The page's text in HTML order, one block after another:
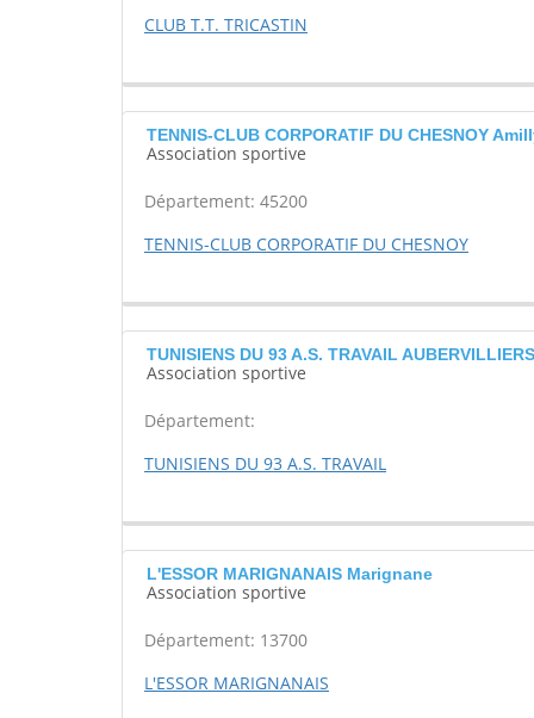
CLUB T.T. TRICASTIN
TENNIS-CLUB CORPORATIF DU CHESNOY
Association sportive
Département: 45200
TENNIS-CLUB CORPORATIF DU CHESNOY
TUNISIENS DU 93 A.S. TRAVAIL AUBERVILLIERS
Association sportive
Département:
TUNISIENS DU 93 A.S. TRAVAIL
L'ESSOR MARIGNANAIS Marignane
Association sportive
Département: 13700
L'ESSOR MARIGNANAIS